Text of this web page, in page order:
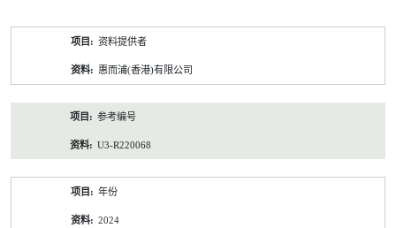
资料提供者
惠而浦(香港)有限公司
参考编号
U3-R220068
年份
2024